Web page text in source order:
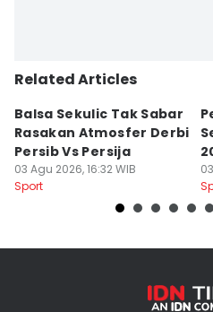
Related Articles
Balsa Sekulic Tak Sabar
Rasakan Atmosfer Derbi
Persib Vs Persija
03 Agu 2026, 16:32 WIB
Sport